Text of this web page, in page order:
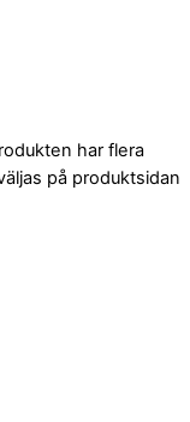
har flera
på produktsidan